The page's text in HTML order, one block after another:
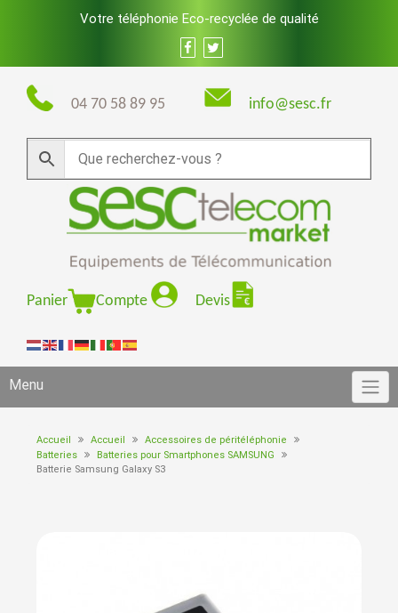
Votre téléphonie Eco-recyclée de qualité
04 70 58 89 95 info@sesc.fr
Panier Compte Devis
Menu
Accueil Accueil
Accessoires de péritéléphonie
Batteries
Batteries pour Smartphones SAMSUNG
Batterie Samsung Galaxy S3